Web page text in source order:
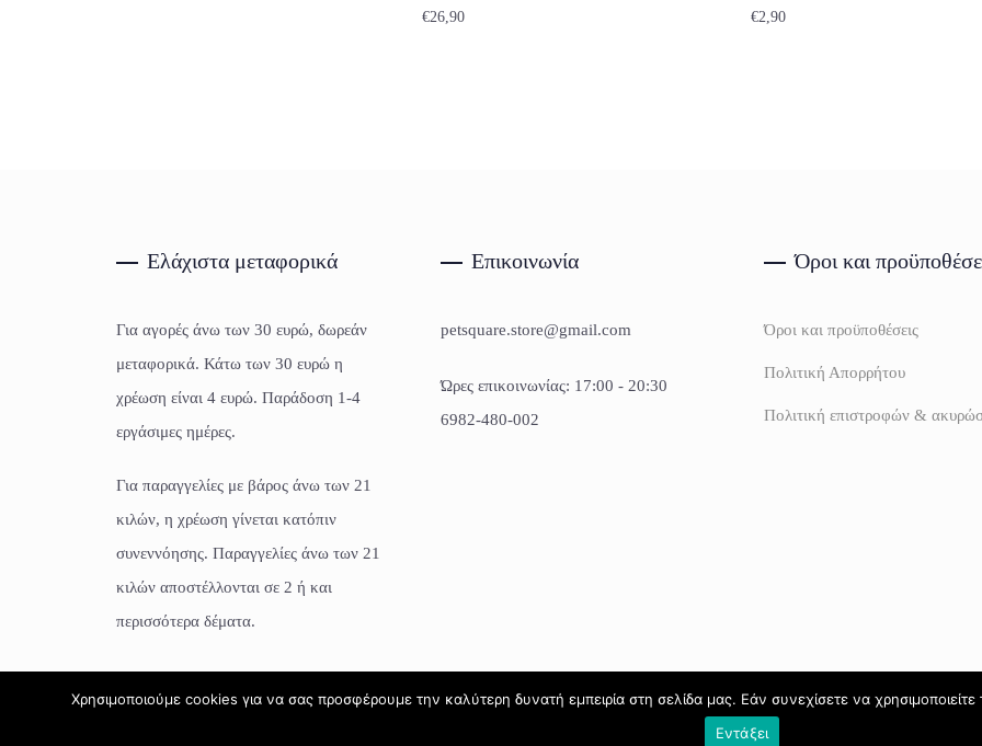
€26,90 €2,90
Ελάχιστα μεταφορικά
Για αγορές άνω των 30 ευρώ, δωρεάν
μεταφορικά. Κάτω των 30 ευρώ η
χρέωση είναι 4 ευρώ. Παράδοση 1-4
εργάσιμες ημέρες.
Για παραγγελίες με βάρος άνω των 21
κιλών, η χρέωση γίνεται κατόπιν
συνεννόησης. Παραγγελίες άνω των 21
κιλών αποστέλλονται σε 2 ή και
περισσότερα δέματα.
Επικοινωνία
petsquare.store@gmail.com
Ώρες επικοινωνίας: 17:00 - 20:30
6982-480-002
Όροι και
Όροι και προϋποθέσεις
Πολιτική Απορρήτου
Πολιτική επιστροφών &
Χρησιμοποιούμε cookies για να σας προσφέρουμε την καλύτερη δυνατή εμπειρία στη σελίδα μας. Εάν συνεχίσετε να
Εντάξει